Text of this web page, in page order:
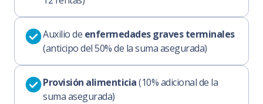
Auxilio de enfermedades graves terminales
(anticipo del 50% de la suma asegurada)
Provisión alimenticia(10% adicional de la
suma asegurada)